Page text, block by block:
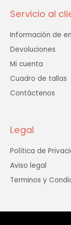
Servicio al
Información de
Devoluciones
Mi cuenta
Cuadro de tallas
Contáctenos
Legal
Política de
Aviso legal
Terminos y